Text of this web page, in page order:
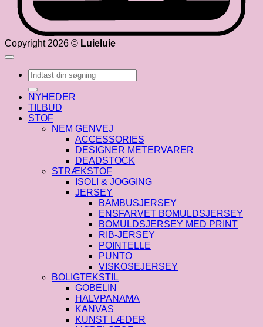
Copyright 2026 © Luieluie
Søg
efter:
NYHEDER
TILBUD
STOF
NEM GENVEJ
ACCESSORIES
DESIGNER METERVARER
DEADSTOCK
STRÆKSTOF
ISOLI & JOGGING
JERSEY
BAMBUSJERSEY
ENSFARVET BOMULDSJERSEY
BOMULDSJERSEY MED PRINT
RIB-JERSEY
POINTELLE
PUNTO
VISKOSEJERSEY
BOLIGTEKSTIL
GOBELIN
HALVPANAMA
KANVAS
KUNST LÆDER